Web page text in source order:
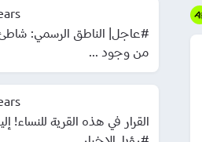
#عاجل| الناطق الرسمي: شاطئ
من وجود ...
القرار في هذه القرية للنساء!